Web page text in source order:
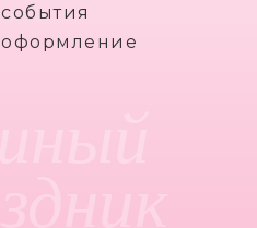
события
оформление